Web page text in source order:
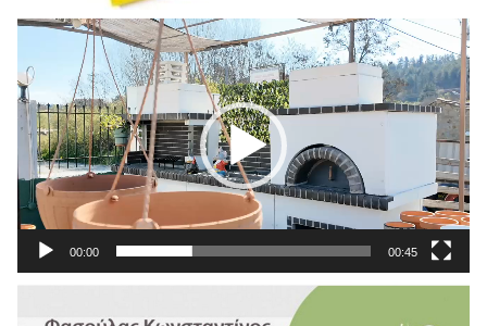
Πρόγραμμα
Αναπαραγωγής
Βίντεο
00:00 00:45